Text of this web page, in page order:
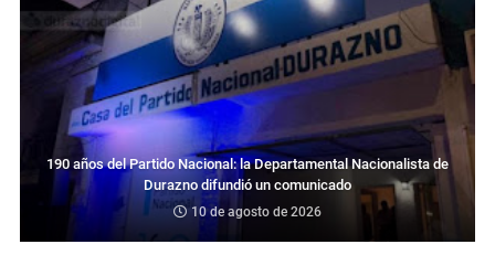
190 años del Partido Nacional: la Departamental Nacionalista de
Durazno difundió un comunicado
10 de agosto de 2026